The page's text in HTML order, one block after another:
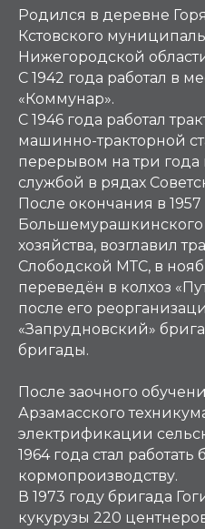
Родился в деревне
Кстовского
Нижегородской
С 1942 года работал в
«Коммунар».
С 1946 года работал
машинно-тракторной
перерывом на три года
службой в рядах
После окончания в 1957
Большемурашкинского
хозяйства, возглавил
Слободской МТС, в
переведён в колхоз
после его
«Запрудновский»
бригады.
После заочного
Арзамасского
электрификации
1964 года стал
кормопроизводству.
В 1973 году бригада
кукурузы 220